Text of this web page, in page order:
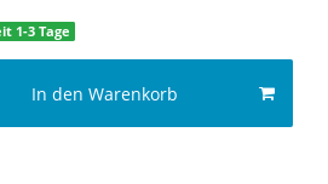
1-3 Tage
In den Warenkorb